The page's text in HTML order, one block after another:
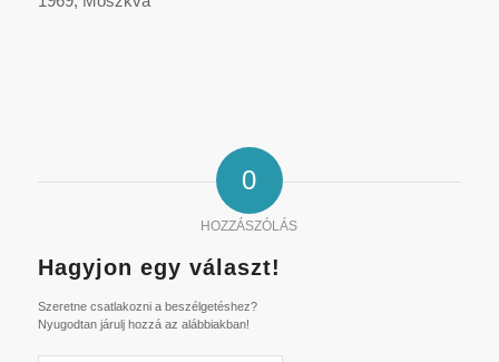
0
HOZZÁSZÓLÁS
Hagyjon egy választ!
Szeretne csatlakozni a beszélgetéshez?
Nyugodtan járulj hozzá az alábbiakban!